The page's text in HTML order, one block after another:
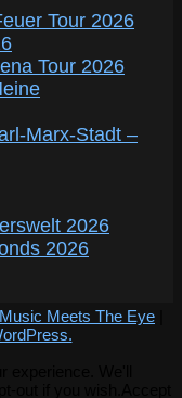
Tour 2026
Tour 2026
Marx-Stadt –
2026
2026
Meets The Eye